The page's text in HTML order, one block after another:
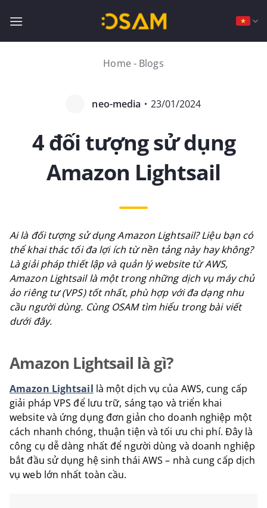
qua
Home- Blogs
neo-media ・ 23/01/2024
4 đối tượng sử dụng
Amazon Lightsail
Ai là đối tượng sử dụng Amazon Lightsail? Liệu bạn có
thể khai thác tối đa lợi ích từ nền tảng này hay không?
Là giải pháp thiết lập và quản lý website từ AWS,
Amazon Lightsail là một trong những dịch vụ máy chủ
ảo riêng tư (VPS) tốt nhất, phù hợp với đa dạng nhu
cầu người dùng. Cùng OSAM tìm hiểu trong bài viết
dưới đây.
Amazon Lightsail là gì?
Amazon Lightsail là một dịch vụ của AWS, cung cấp
giải pháp VPS để lưu trữ, sáng tạo và triển khai
website và ứng dụng đơn giản cho doanh nghiệp một
cách nhanh chóng, thuận tiện và tối ưu chi phí. Đây là
công cụ dễ dàng nhất để người dùng và doanh nghiệp
bắt đầu sử dụng hệ sinh thái AWS – nhà cung cấp dịch
vụ web lớn nhất toàn cầu.